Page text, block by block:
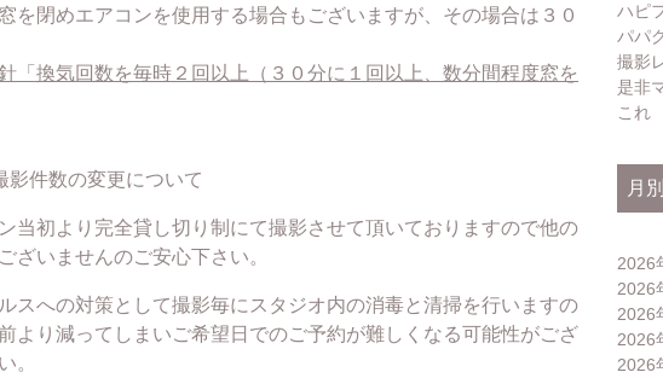
を閉めエアコンを使用する場合もございますが、その場合は３０
「換気回数を毎時２回以上（３０分に１回以上、数分間程度窓を
影件数の変更について
当初より完全貸し切り制にて撮影させて頂いておりますので他の
ざいませんのご安心下さい。
スへの対策として撮影毎にスタジオ内の消毒と清掃を行いますの
より減ってしまいご希望日でのご予約が難しくなる可能性がござ
。
ハピ
パパ
撮影
是非
これ
月
2026
2026
2026
2026
2026